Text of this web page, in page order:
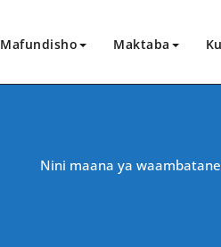
Mafundisho Maktaba
Nini maana ya